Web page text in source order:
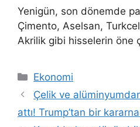
Yenigün, son dönemde
Çimento, Aselsan,
Akrilik gibi hisselerin öne
Kategoriler
Ekonomi
Çelik ve
attı! Trump’tan bir